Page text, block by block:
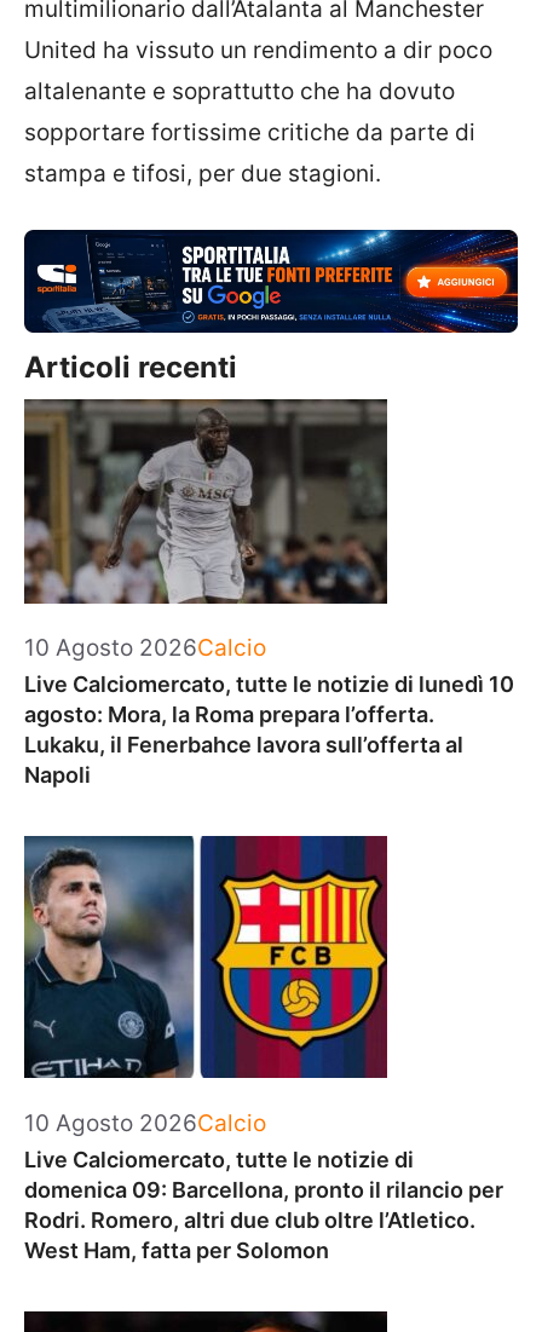
multimilionario dall’Atalanta al Manchester
United ha vissuto un rendimento a dir poco
altalenante e soprattutto che ha dovuto
sopportare fortissime critiche da parte di
stampa e tifosi, per due stagioni.
Articoli recenti
10 Agosto 2026Categorie
Calcio
Live Calciomercato, tutte le notizie di lunedì 10
agosto: Mora, la Roma prepara l’offerta.
Lukaku, il Fenerbahce lavora sull’offerta al
Napoli
10 Agosto 2026Categorie
Calcio
Live Calciomercato, tutte le notizie di
domenica 09: Barcellona, pronto il rilancio per
Rodri. Romero, altri due club oltre l’Atletico.
West Ham, fatta per Solomon